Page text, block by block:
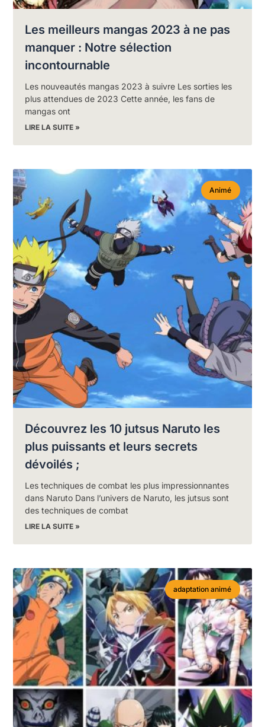
Les meilleurs mangas 2023 à ne pas
manquer : Notre sélection
incontournable
Les nouveautés mangas 2023 à suivre Les sorties les
plus attendues de 2023 Cette année, les fans de
mangas ont
LIRE LA SUITE »
Animé
Découvrez les 10 jutsus Naruto les
plus puissants et leurs secrets
dévoilés ;
Les techniques de combat les plus impressionnantes
dans Naruto Dans l’univers de Naruto, les jutsus sont
des techniques de combat
LIRE LA SUITE »
adaptation animé